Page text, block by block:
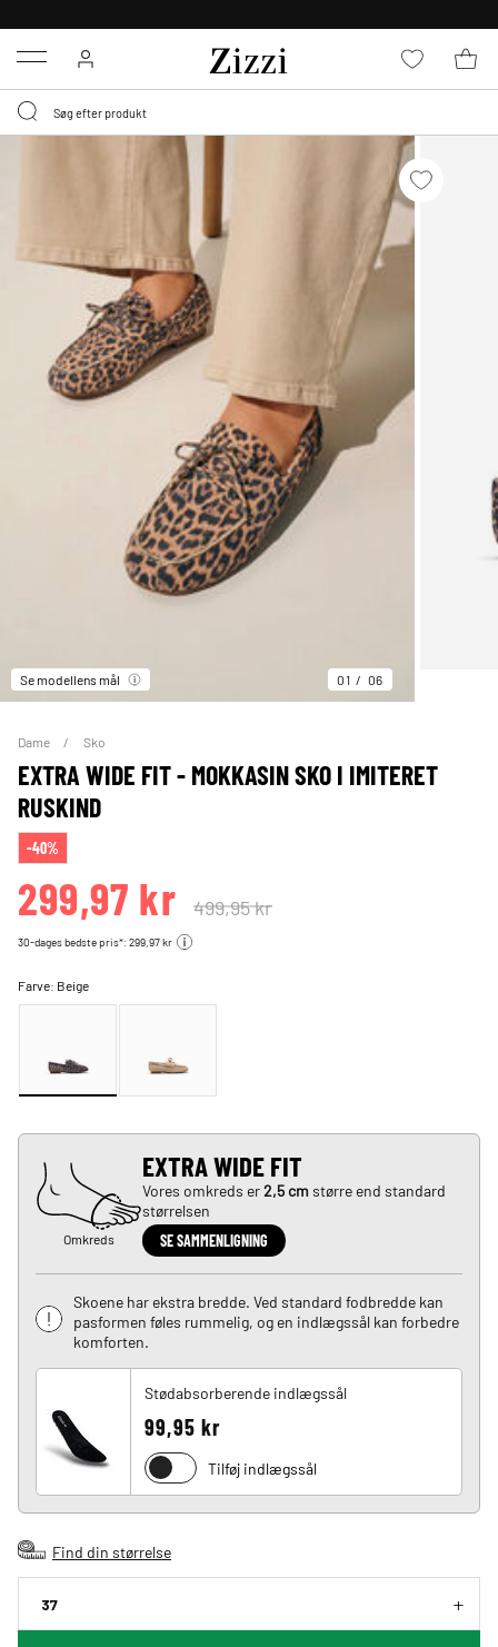
Menu
Se modellens mål 01 06
Dame Sko
EXTRA WIDE FIT - MOKKASIN SKO I IMITERET
RUSKIND
-40%
299,97 kr 499,95 kr
30-dages bedste pris*: 299,97 kr
Farve: Beige
Omkreds
EXTRA WIDE FIT
Vores omkreds er2,5 cmstørre end standard
størrelsen
SE SAMMENLIGNING
Skoene har ekstra bredde. Ved standard fodbredde kan
pasformen føles rummelig, og en indlægssål kan forbedre
komforten.
Stødabsorberende indlægssål
99,95 kr
Tilføj indlægssål
Find din størrelse
37